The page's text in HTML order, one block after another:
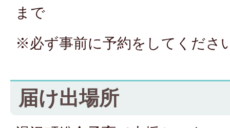
まで
※必ず事前に予約をしてくださ
届け出場所